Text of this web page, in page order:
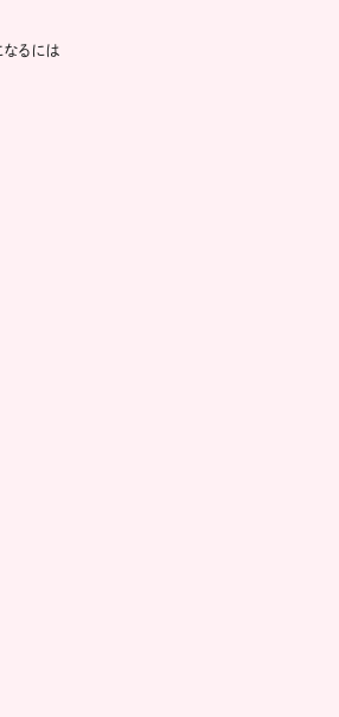
なるには